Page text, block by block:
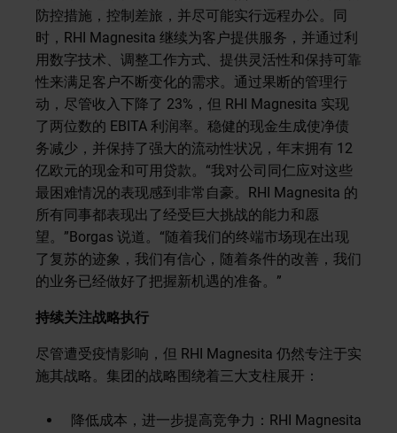
防控措施，控制差旅，并尽可能实行远程办公。同
时，RHI Magnesita 继续为客户提供服务，并通过利
用数字技术、调整工作方式、提供灵活性和保持可靠
性来满足客户不断变化的需求。通过果断的管理行
动，尽管收入下降了 23%，但 RHI Magnesita 实现
了两位数的 EBITA 利润率。稳健的现金生成使净债
务减少，并保持了强大的流动性状况，年末拥有 12
亿欧元的现金和可用贷款。“我对公司同仁应对这些
最困难情况的表现感到非常自豪。RHI Magnesita 的
所有同事都表现出了经受巨大挑战的能力和愿
望。”Borgas 说道。“随着我们的终端市场现在出现
了复苏的迹象，我们有信心，随着条件的改善，我们
的业务已经做好了把握新机遇的准备。”
持续关注战略执行
尽管遭受疫情影响，但 RHI Magnesita 仍然专注于实
施其战略。集团的战略围绕着三大支柱展开：
降低成本，进一步提高竞争力：RHI Magnesita